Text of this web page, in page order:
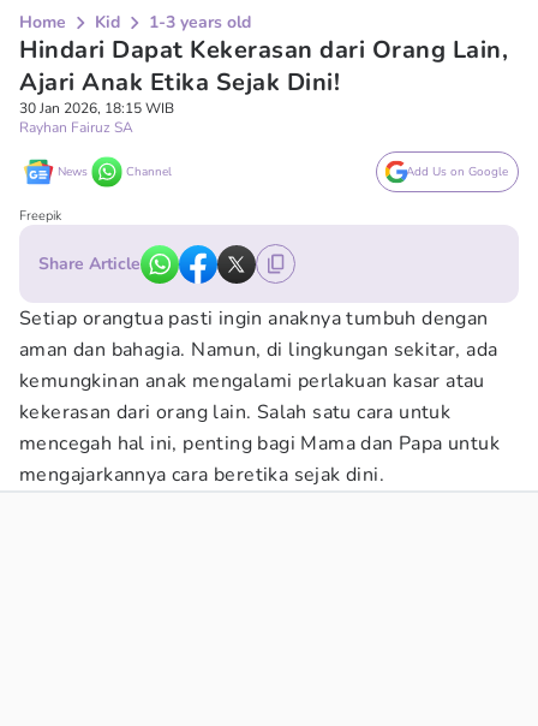
Home Kid 1-3 years old
Hindari Dapat Kekerasan dari Orang Lain,
Ajari Anak Etika Sejak Dini!
30 Jan 2026, 18:15 WIB
Rayhan Fairuz SA
News Channel Add Us on Google
Freepik
Share Article
Setiap orangtua pasti ingin anaknya tumbuh dengan
aman dan bahagia. Namun, di lingkungan sekitar, ada
kemungkinan anak mengalami perlakuan kasar atau
kekerasan dari orang lain. Salah satu cara untuk
mencegah hal ini, penting bagi Mama dan Papa untuk
mengajarkannya cara beretika sejak dini.